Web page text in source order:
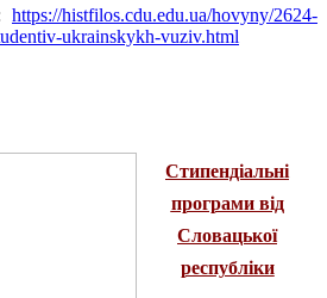
https://histfilos.cdu.edu.ua/hovyny/2624-
ukrainskykh-vuziv.html
Стипендіальні
програми від
Словацької
республіки